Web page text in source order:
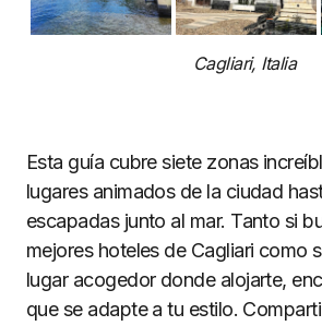
Cagliari, Italia
Esta guía cubre siete zonas
lugares animados de la ciudad
escapadas junto al mar. Tanto si
mejores hoteles de Cagliari como
lugar acogedor donde alojarte,
que se adapte a tu estilo.